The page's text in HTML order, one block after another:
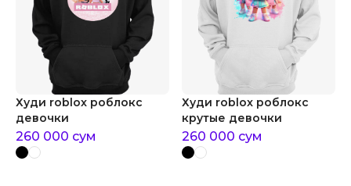
Худи roblox роблокс
девочки
260 000 сум
Худи roblox роблокс
крутые девочки
260 000 сум